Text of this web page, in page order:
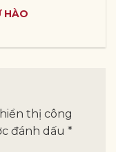
HÀO
thị công
đánh dấu *